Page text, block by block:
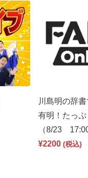
川島明の辞
有明！たっ
（8/23 17:00
¥2200 (税込)